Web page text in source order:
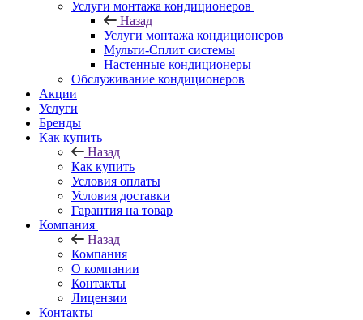
Услуги монтажа кондиционеров
Назад
Услуги монтажа кондиционеров
Мульти-Сплит системы
Настенные кондиционеры
Обслуживание кондиционеров
Акции
Услуги
Бренды
Как купить
Назад
Как купить
Условия оплаты
Условия доставки
Гарантия на товар
Компания
Назад
Компания
О компании
Контакты
Лицензии
Контакты